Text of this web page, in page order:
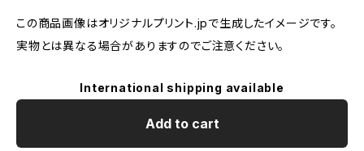
この商品画像はオリジナルプリント.jpで生成したイメージです。
実物とは異なる場合がありますのでご注意ください。
International shipping available
Add to cart